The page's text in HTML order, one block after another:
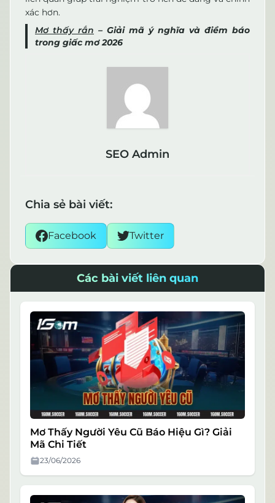
xác hơn.
Mơ thấy rắn – Giải mã ý nghĩa và điềm báo
trong giấc mơ 2026
SEO Admin
Chia sẻ bài viết:
Facebook Twitter
Các bài viết liên quan
Mơ Thấy Người Yêu Cũ Báo Hiệu Gì? Giải
Mã Chi Tiết
23/06/2026